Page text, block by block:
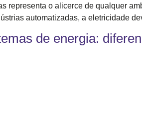
representa o alicerce de qualquer
automatizadas, a eletricidade
de energia: